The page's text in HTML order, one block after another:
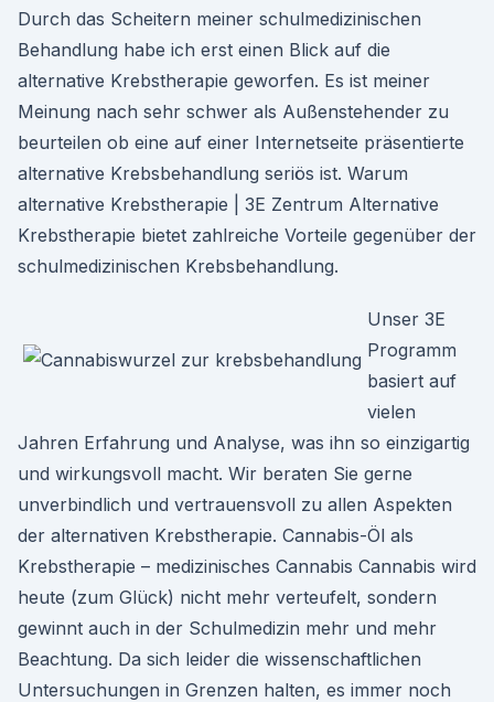
Durch das Scheitern meiner schulmedizinischen
Behandlung habe ich erst einen Blick auf die
alternative Krebstherapie geworfen. Es ist meiner
Meinung nach sehr schwer als Außenstehender zu
beurteilen ob eine auf einer Internetseite präsentierte
alternative Krebsbehandlung seriös ist. Warum
alternative Krebstherapie | 3E Zentrum Alternative
Krebstherapie bietet zahlreiche Vorteile gegenüber der
schulmedizinischen Krebsbehandlung.
Unser 3E
Programm
basiert auf
vielen
Jahren Erfahrung und Analyse, was ihn so einzigartig
und wirkungsvoll macht. Wir beraten Sie gerne
unverbindlich und vertrauensvoll zu allen Aspekten
der alternativen Krebstherapie. Cannabis-Öl als
Krebstherapie – medizinisches Cannabis Cannabis wird
heute (zum Glück) nicht mehr verteufelt, sondern
gewinnt auch in der Schulmedizin mehr und mehr
Beachtung. Da sich leider die wissenschaftlichen
Untersuchungen in Grenzen halten, es immer noch